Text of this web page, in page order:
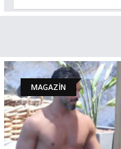
MAGAZİN